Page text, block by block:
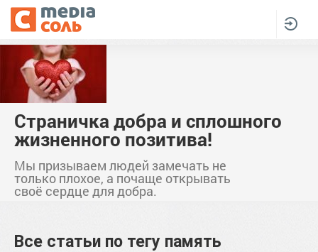
Страничка добра и сплошного
жизненного позитива!
Мы призываем людей замечать не
только плохое, а почаще открывать
своё сердце для добра.
Все статьи по тегу память